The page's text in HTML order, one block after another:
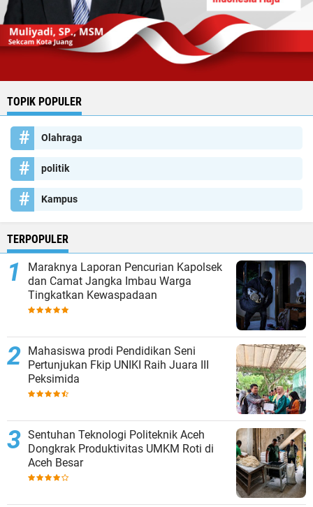
TOPIK POPULER
Olahraga
politik
Kampus
TERPOPULER
Maraknya Laporan Pencurian Kapolsek
dan Camat Jangka Imbau Warga
Tingkatkan Kewaspadaan
Mahasiswa prodi Pendidikan Seni
Pertunjukan Fkip UNIKI Raih Juara III
Peksimida
Sentuhan Teknologi Politeknik Aceh
Dongkrak Produktivitas UMKM Roti di
Aceh Besar